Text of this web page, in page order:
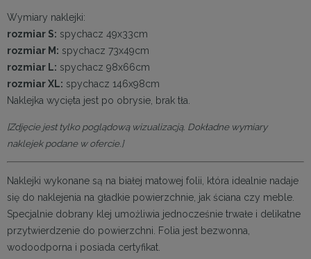
Wymiary naklejki:
rozmiar S: spychacz 49x33cm
rozmiar M: spychacz 73x49cm
rozmiar L: spychacz 98x66cm
rozmiar XL: spychacz 146x98cm
Naklejka wycięta jest po obrysie, brak tła.
[Zdjęcie jest tylko poglądową wizualizacją. Dokładne wymiary
naklejek podane w ofercie.]
Naklejki wykonane są na białej matowej folii, która idealnie nadaje
się do naklejenia na gładkie powierzchnie, jak ściana czy meble.
Specjalnie dobrany klej umożliwia jednocześnie trwałe i delikatne
przytwierdzenie do powierzchni. Folia jest bezwonna,
wodoodporna i posiada certyfikat.